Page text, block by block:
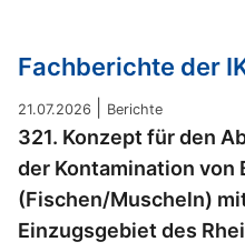
Fachberichte der
21.07.2026 Berichte
321. Konzept für den
der Kontamination von
(Fischen/Muscheln)
Einzugsgebiet des